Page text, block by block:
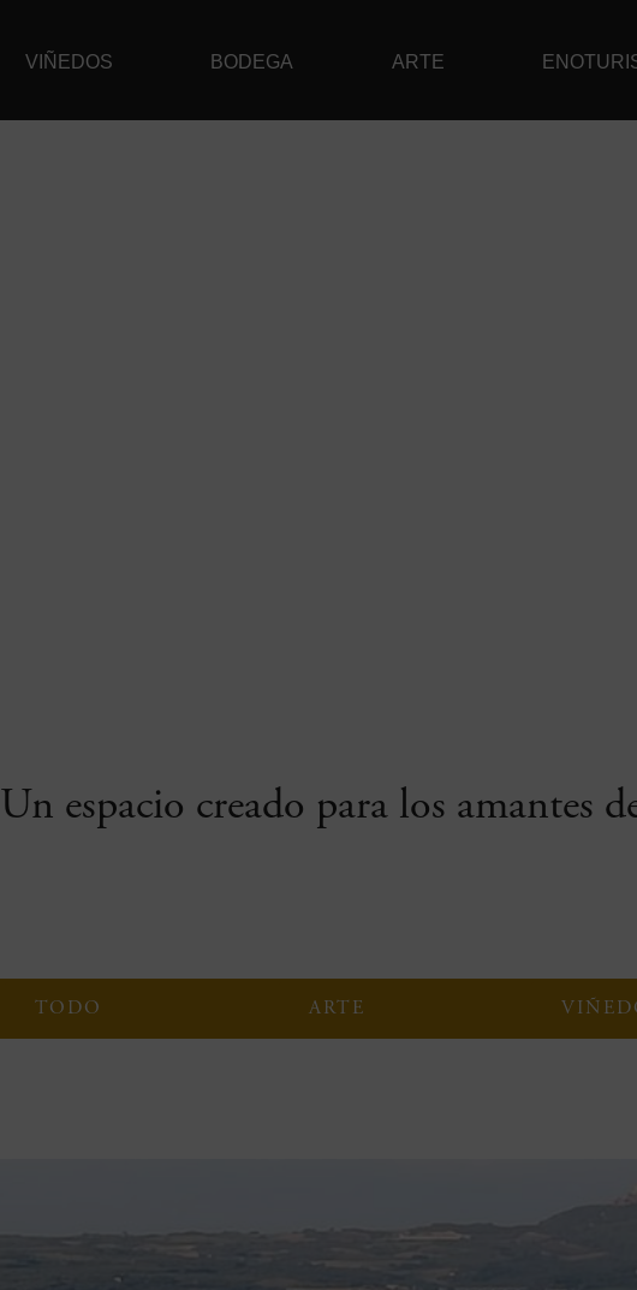
VIÑEDOS BODEGA ARTE
Un espacio creado para los amantes
TODO ARTE